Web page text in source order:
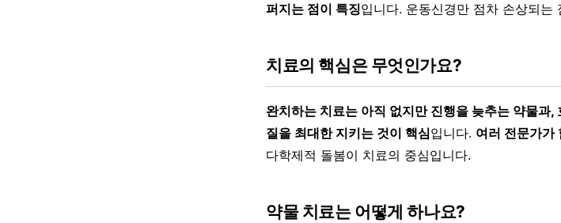
퍼지는 점이 특징입니다. 운동신경만 점차 손상되는
치료의 핵심은 무엇인가요?
완치하는 치료는 아직 없지만 진행을 늦추는 약물과,
질을 최대한 지키는 것이 핵심입니다. 여러 전문가가
다학제적 돌봄이 치료의 중심입니다.
약물 치료는 어떻게 하나요?